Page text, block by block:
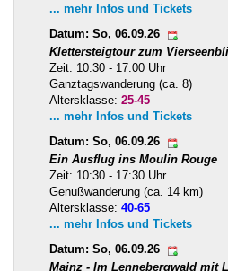
... mehr Infos und Tickets
Datum: So, 06.09.26
Klettersteigtour zum
Zeit: 10:30 - 17:00 Uhr
Ganztagswanderung (ca. 8)
Altersklasse: 25-45
... mehr Infos und Tickets
Datum: So, 06.09.26
Ein Ausflug ins Moulin Rouge
Zeit: 10:30 - 17:30 Uhr
Genußwanderung (ca. 14 km)
Altersklasse: 40-65
... mehr Infos und Tickets
Datum: So, 06.09.26
Mainz - Im Lennebergwald mit